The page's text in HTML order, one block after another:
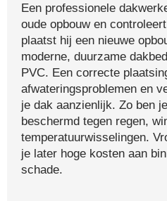
Een professionele
oude opbouw en
plaatst hij een nieuwe
moderne, duurzame
PVC. Een correcte
afwateringsproblemen en
je dak aanzienlijk. Zo ben
beschermd tegen regen,
temperatuurwisselingen.
je later hoge kosten aan
schade.